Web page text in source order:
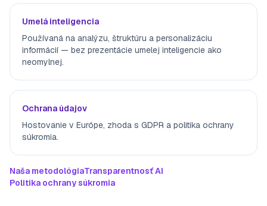
Umelá inteligencia
Používaná na analýzu, štruktúru a personalizáciu
informácií — bez prezentácie umelej inteligencie ako
neomylnej.
Ochrana údajov
Hostovanie v Európe, zhoda s GDPR a politika ochrany
súkromia.
Naša metodológiaTransparentnosť AI
Politika ochrany súkromia